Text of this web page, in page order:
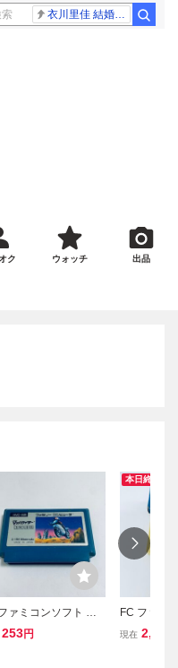
衣川里佳 結婚発表
ク ウォッチ 出品
ァミコンソフト マ
イダー ソフトのみ
253円
本日終了
FC ファミ
イダー ソ
現在 2,016